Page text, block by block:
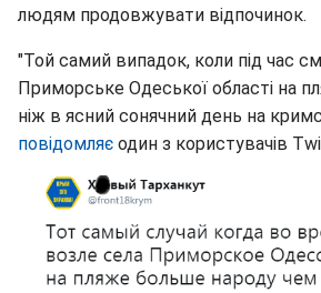
людям продовжувати відпочинок.
"Той самий випадок, коли під час
Приморське Одеської області на
ніж в ясний сонячний день на
повідомляє один з користувачів